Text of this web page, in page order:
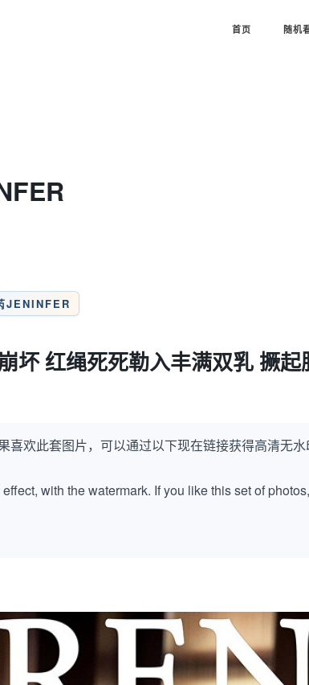
首页 随机
JENINFER
坏 红绳死死勒入丰满双乳 撅起
欢此套图片，可以通过以下现在链接获得高清无
with the watermark. If you like this set of